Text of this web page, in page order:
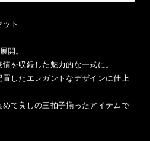
ト
開。
を収録した魅力的な一式に。
したエレガントなデザインに仕上
て良しの三拍子揃ったアイテムで